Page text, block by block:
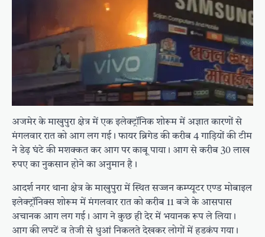
अजमेर के माखुपुरा क्षेत्र में एक इलेक्ट्रॉनिक शोरूम में अज्ञात कारणों से
मंगलवार रात को आग लग गई। फायर ब्रिगेड की करीब 4 गाड़ियों की टीम
ने डेढ़ घंटे की मशक्कत कर आग पर काबू पाया। आग से करीब 30 लाख
रुपए का नुकसान होने का अनुमान है।
आदर्श नगर थाना क्षेत्र के माखुपुरा में स्थित सज्जन कम्प्यूटर एण्ड मोबाइल
इलेक्ट्रॉनिक्स शोरूम में मंगलवार रात को करीब 11 बजे के आसपास
अचानक आग लग गई। आग ने कुछ ही देर में भयानक रूप ले लिया।
आग की लपटें व तेजी से धुआं निकलते देखकर लोगों में हडकंप गया।